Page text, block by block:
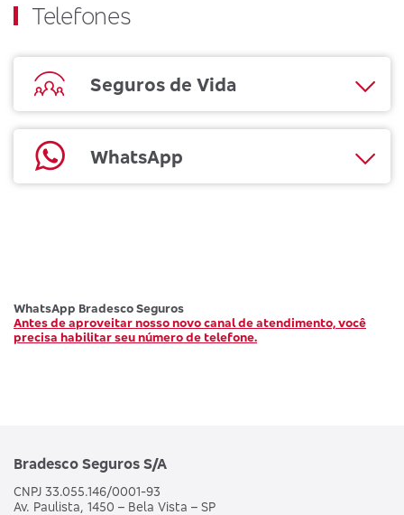
Telefones
Seguros de Vida
WhatsApp
WhatsApp Bradesco Seguros
Antes de aproveitar nosso novo canal de atendimento, você
precisa habilitar seu número de telefone.
Bradesco Seguros S/A
CNPJ 33.055.146/0001-93
Av. Paulista, 1450 – Bela Vista – SP